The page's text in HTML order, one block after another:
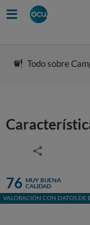
Todo sobre
76 MUY BUENA
CALIDAD
VALORACIÓN CON DATOS DE